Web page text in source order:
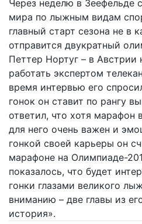
Через неделю в Зеефельде
мира по лыжным видам
главный старт сезона не в
отправится двукратный
Петтер Нортуг – в Австрии
работать экспертом
время интервью его
гонок он ставит по рангу
ответил, что хотя марафон
для него очень важен и
гонкой своей карьеры он
марафоне на Олимпиаде-
показалось, что будет
гонки глазами великого
вниманию – две главы из
история».